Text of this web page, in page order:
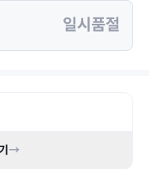
일시품절
→